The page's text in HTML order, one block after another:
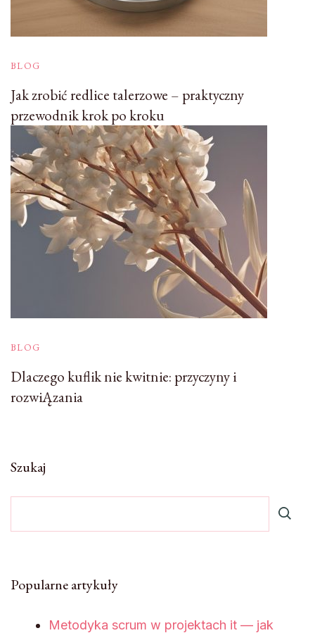
BLOG
Jak zrobić redlice talerzowe – praktyczny
przewodnik krok po kroku
BLOG
Dlaczego kuflik nie kwitnie: przyczyny i
rozwiĄzania
Szukaj
Popularne artykuły
Metodyka scrum w projektach it — jak